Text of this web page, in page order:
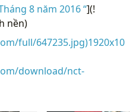
8 năm 2016 “](!
nền)
full/647235.jpg)1920x10
download/nct-